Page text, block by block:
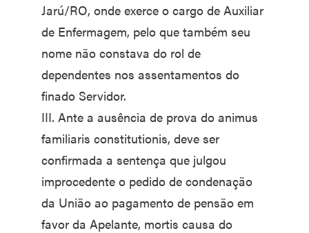
Jarú/RO, onde exerce o cargo de Auxiliar
de Enfermagem, pelo que também seu
nome não constava do rol de
dependentes nos assentamentos do
finado Servidor.
III. Ante a ausência de prova do animus
familiaris constitutionis, deve ser
confirmada a sentença que julgou
improcedente o pedido de condenação
da União ao pagamento de pensão em
favor da Apelante, mortis causa do